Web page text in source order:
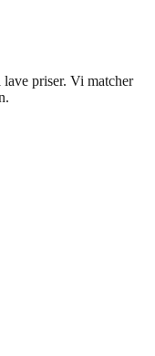
priser. Vi matcher